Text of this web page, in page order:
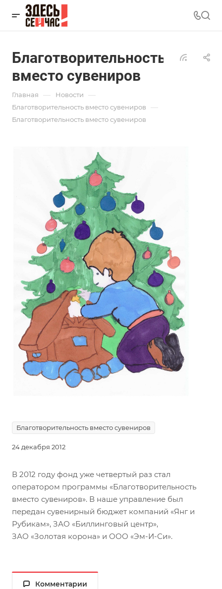
Благотворительность
вместо сувениров
Главная — Новости —
Благотворительность вместо сувениров —
Благотворительность вместо сувениров
Благотворительность вместо сувениров
24 декабря 2012
В 2012 году фонд уже четвертый раз стал
оператором программы «Благотворительность
вместо сувениров». В наше управление был
передан сувенирный бюджет компаний «Янг и
Рубикам», ЗАО «Биллинговый центр»,
ЗАО «Золотая корона» и ООО «Эм-И-Си».
Комментарии